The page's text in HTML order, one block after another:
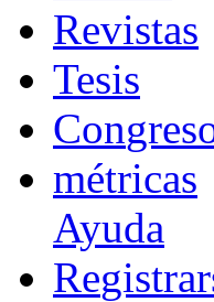
Revistas
Tesis
Con
métricas
Ayuda
Re